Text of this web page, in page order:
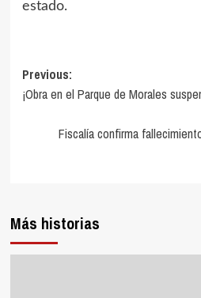
estado.
Previous:
¡Obra en el Parque de Morales
Fiscalía confirma
Más historias